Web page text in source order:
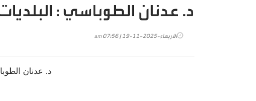
د. عدنان الطوباسي :
الأربعاء-2025-11-19 | 07:56 am